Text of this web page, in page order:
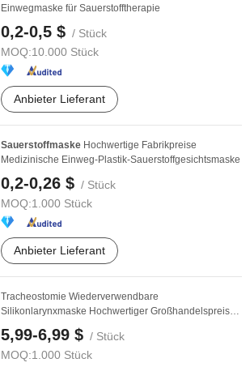
Einwegmaske für Sauerstofftherapie
0,2-0,5 $ / Stück
MOQ:10.000 Stück
Anbieter Lieferant
Sauerstoffmaske Hochwertige Fabrikpreise
Medizinische Einweg-Plastik-Sauerstoffgesichtsmaske
0,2-0,26 $ / Stück
MOQ:1.000 Stück
Anbieter Lieferant
Tracheostomie Wiederverwendbare
Silikonlarynxmaske Hochwertiger Großhandelspreis
5,99-6,99 $ / Stück
MOQ:1.000 Stück